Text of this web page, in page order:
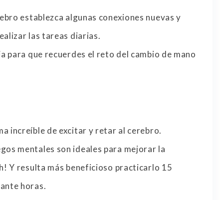
establezca algunas conexiones nuevas y
las tareas diarias.
para que recuerdes el reto del cambio de mano
increíble de excitar y retar al cerebro.
mentales son ideales para mejorar la
Y resulta más beneficioso practicarlo 15
horas.